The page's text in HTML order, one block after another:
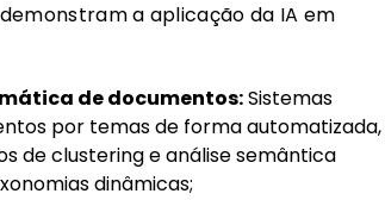
a aplicação da IA em
de documentos:Sistemas
por temas de forma automatizada,
de clustering e análise semântica
dinâmicas;